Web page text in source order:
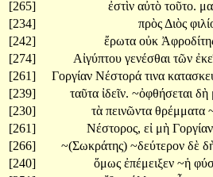
[265]
ἐστὶν αὐτὸ τοῦτο.
[234]
πρὸς Διὸς
[242]
ἔρωτα οὐκ
[274]
Αἰγύπτου γενέσθαι τῶν
[261]
Γοργίαν Νέστορά τινα
[239]
ταῦτα ἰδεῖν. ~ὀφθήσεται δὴ
[230]
τὰ πεινῶντα θρέμματα
[261]
Νέστορος, εἰ μὴ Γοργίαν
[266]
~(Σωκράτης) ~δεύτερον δὲ
[240]
ὅμως ἐπέμειξεν ~ἡ